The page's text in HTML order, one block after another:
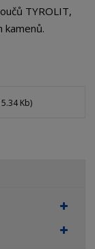
TYROLIT,
kamenů.
Kb)